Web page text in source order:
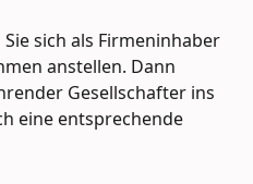
sich als Firmeninhaber
anstellen. Dann
Gesellschafter ins
eine entsprechende